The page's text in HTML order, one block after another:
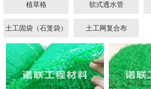
植草格 软式透水管
土工固袋（石笼袋） 土工网复合布